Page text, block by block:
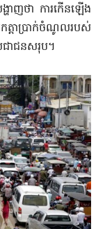
ង្ហាញថា ការ​កើន​ឡើង
ត្តាប្រាក់​ចំណូល​របស់
ាជន​សរុប។